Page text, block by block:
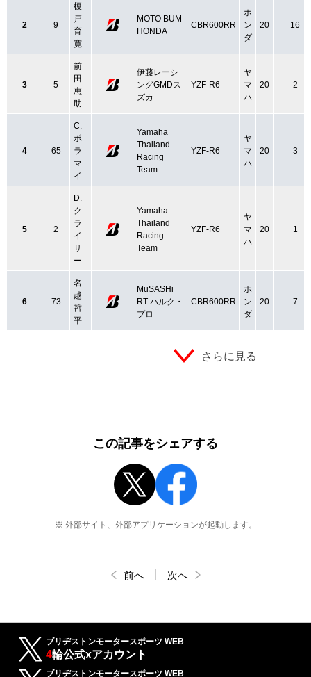
2 9
榎
戸
育
寛
MOTO BUM
HONDA
CBR600RR
ホ
ン
ダ
20 16
3 5
前
田
恵
助
伊藤レーシ
ングGMDス
ズカ
YZF-R6
ヤ
マ
ハ
20 2
4 65
C.
ポ
ラ
マ
イ
Yamaha
Thailand
Racing
Team
YZF-R6
ヤ
マ
ハ
20 3
5 2
D.
ク
ラ
イ
サ
ー
Yamaha
Thailand
Racing
Team
YZF-R6
ヤ
マ
ハ
20 1
6 73
名
越
哲
平
MuSASHi
RT ハルク・
プロ
CBR600RR
ホ
ン
ダ
20 7
さらに見る
この記事をシェアする
※ 外部サイト、外部アプリケーションが起動します。
前へ 次へ
ブリヂストンモータースポーツ WEB
4輪公式xアカウント
ブリヂストンモータースポーツ WEB